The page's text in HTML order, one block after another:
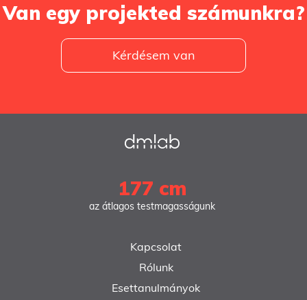
Van egy projekted számunkra?
Kérdésem van
177 cm
az átlagos testmagasságunk
Kapcsolat
Rólunk
Esettanulmányok